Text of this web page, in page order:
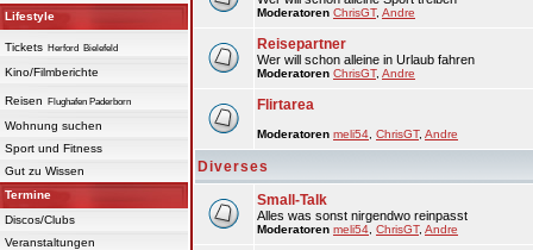
Lifestyle
Tickets Herford Bielefeld
Kino/Filmberichte
Reisen Flughafen Paderborn
Wohnung suchen
Sport und Fitness
Gut zu Wissen
Termine
Discos/Clubs
Veranstaltungen
Moderatoren ChrisGT, Andre
Reisepartner
Wer will schon alleine in Urlaub fahren
Moderatoren ChrisGT, Andre
Flirtarea
Moderatoren meli54 ChrisGT, Andre
Diverses
Small-Talk
Alles was sonst nirgendwo reinpasst
Moderatoren meli54 ChrisGT, Andre